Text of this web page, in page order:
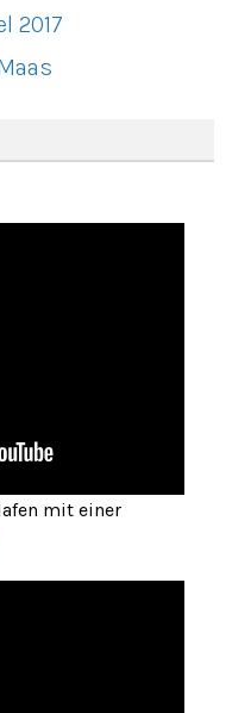
2017
mit einer